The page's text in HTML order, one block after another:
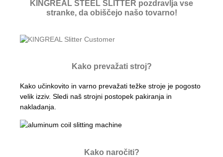
KINGREAL STEEL SLITTER pozdravlja vse
stranke, da obiščejo našo tovarno!
Kako prevažati stroj?
Kako učinkovito in varno prevažati težke stroje je pogosto
velik izziv. Sledi naš strojni postopek pakiranja in
nakladanja.
Kako naročiti?